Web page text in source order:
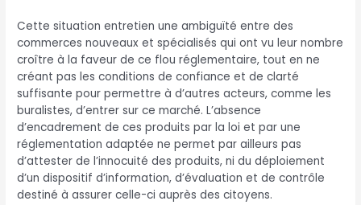
Cette situation entretien une ambiguïté entre des
commerces nouveaux et spécialisés qui ont vu leur nombre
croître à la faveur de ce flou réglementaire, tout en ne
créant pas les conditions de confiance et de clarté
suffisante pour permettre à d’autres acteurs, comme les
buralistes, d’entrer sur ce marché. L’absence
d’encadrement de ces produits par la loi et par une
réglementation adaptée ne permet par ailleurs pas
d’attester de l’innocuité des produits, ni du déploiement
d’un dispositif d’information, d’évaluation et de contrôle
destiné à assurer celle-ci auprès des citoyens.